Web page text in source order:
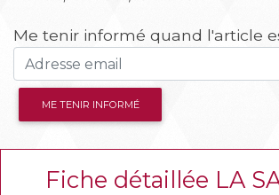
Me tenir informé quand l'article
ME TENIR INFORMÉ
Fiche détaillée LA